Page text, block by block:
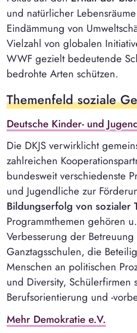
und natürlicher
Eindämmung von
Vielzahl von globalen
WWF gezielt bedeutende
bedrohte Arten schützen.
Themenfeld soziale
Deutsche Kinder- und
Die DKJS verwirklicht
zahlreichen
bundesweit verschiedenste
und Jugendliche zur
Bildungserfolg von sozialer
Programmthemen gehören
Verbesserung der
Ganztagsschulen, die
Menschen an politischen
und Diversity, Schülerfirmen
Berufsorientierung und -
Mehr Demokratie e.V.